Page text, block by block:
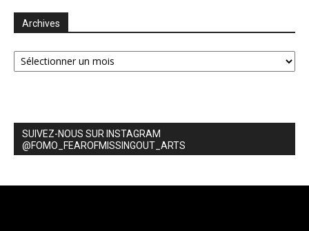
Archives
Archives
SUIVEZ-NOUS SUR INSTAGRAM
@FOMO_FEAROFMISSINGOUT_ARTS